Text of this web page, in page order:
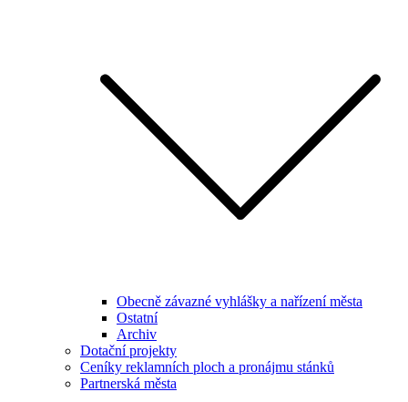
Obecně závazné vyhlášky a nařízení města
Ostatní
Archiv
Dotační projekty
Ceníky reklamních ploch a pronájmu stánků
Partnerská města